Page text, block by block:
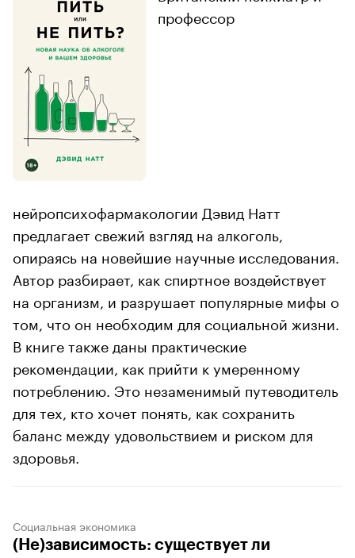
профессор
нейропсихофармакологии Дэвид Натт
предлагает свежий взгляд на алкоголь,
опираясь на новейшие научные исследования.
Автор разбирает, как спиртное воздействует
на организм, и разрушает популярные мифы о
том, что он необходим для социальной жизни.
В книге также даны практические
рекомендации, как прийти к умеренному
потреблению. Это незаменимый путеводитель
для тех, кто хочет понять, как сохранить
баланс между удовольствием и риском для
здоровья.
Социальная экономика
(Не)зависимость: существует ли